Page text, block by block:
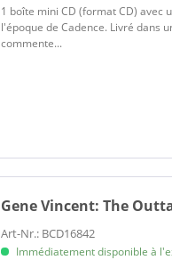
1 boîte mini CD (format CD) avec
l'époque de Cadence. Livré dans
commente...
Gene Vincent: The
Art-Nr.: BCD16842
Immédiatement disponible à